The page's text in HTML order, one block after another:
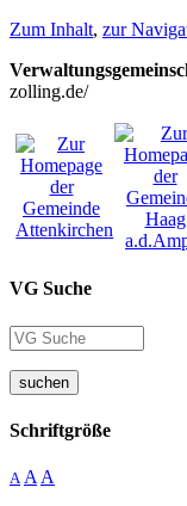
Zum Inhalt, zur
zolling.de/
VG Suche
suchen
Schriftgröße
A A A